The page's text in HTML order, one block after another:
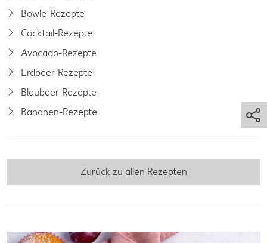
Bowle-Rezepte
Cocktail-Rezepte
Avocado-Rezepte
Erdbeer-Rezepte
Blaubeer-Rezepte
Bananen-Rezepte
Zurück zu allen Rezepten